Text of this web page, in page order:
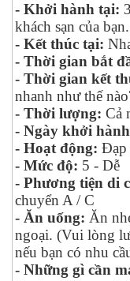
- Khởi hành tại:
khách sạn của bạn.
- Kết thúc tại:
- Thời gian bắt
- Thời gian kết
nhanh như thế
- Thời lượng: Cả
- Ngày khởi
- Hoạt động: Đạp
- Mức độ: 5 - Dễ
- Phương tiện di
chuyển A / C
- Ăn uống: Ăn
ngoại. (Vui lòng
nếu bạn có nhu
- Những gì cần